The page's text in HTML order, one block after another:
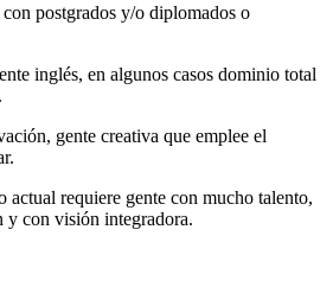
postgrados y/o diplomados o
inglés, en algunos casos dominio total
gente creativa que emplee el
requiere gente con mucho talento,
y con visión integradora.